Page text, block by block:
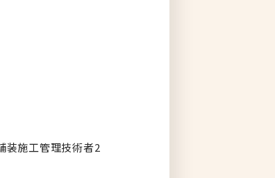
装施工管理技術者2